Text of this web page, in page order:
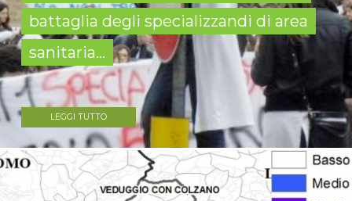
battaglia degli specializzandi di area
sanitaria...
LEGGI TUTTO